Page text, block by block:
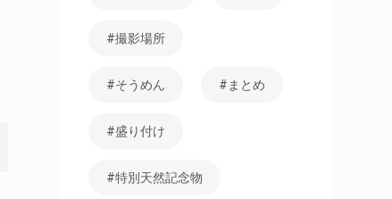
撮影場所
そうめん まとめ
盛り付け
特別天然記念物